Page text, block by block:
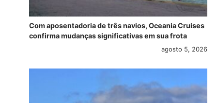
Com aposentadoria de três navios, Oceania Cruises
confirma mudanças significativas em sua frota
agosto 5, 2026